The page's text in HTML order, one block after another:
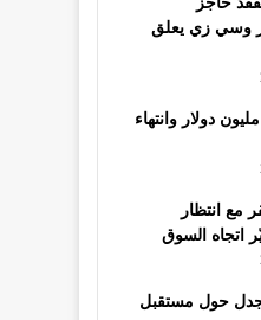
وسي زي يعلق
بيتكوين بـ140 مليون دولار وانتهاء
مع انتظار
اتجاه السوق
حول مستقبل